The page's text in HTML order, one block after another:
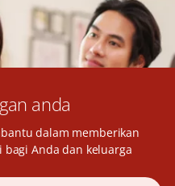
anda
dalam memberikan
bagi Anda dan keluarga